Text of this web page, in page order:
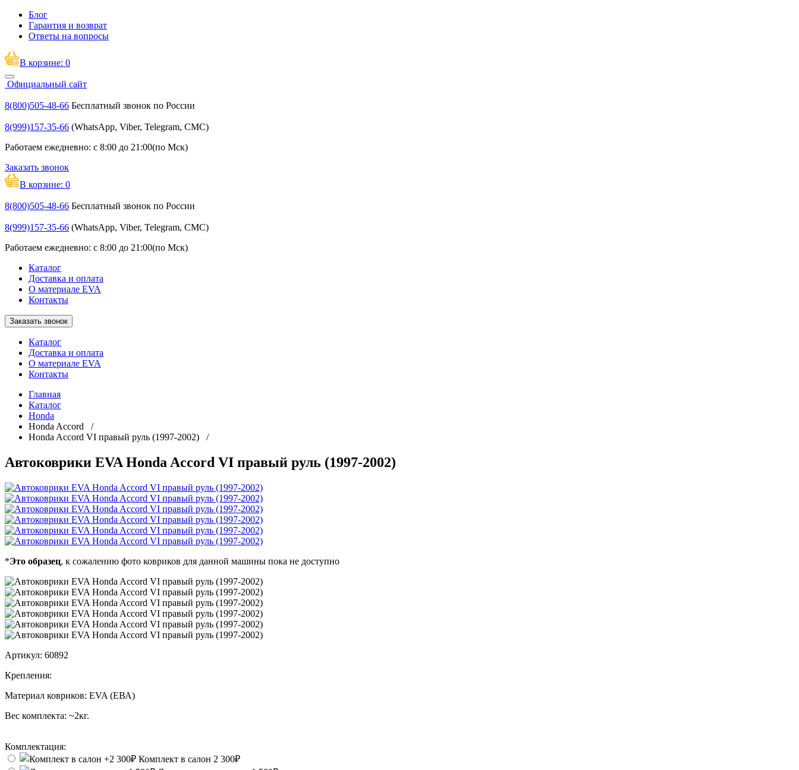
Блог
Гарантия и возврат
Ответы на вопросы
В корзине: 0
Официальный сайт
8(800)505-48-66 Бесплатный звонок по России
8(999)157-35-66 (WhatsApp, Viber, Telegram, СМС)
Работаем ежедневно: с 8:00 до 21:00(по Мск)
Заказать звонок
В корзине: 0
8(800)505-48-66 Бесплатный звонок по России
8(999)157-35-66 (WhatsApp, Viber, Telegram, СМС)
Работаем ежедневно: с 8:00 до 21:00(по Мск)
Каталог
Доставка и оплата
О материале EVA
Контакты
Заказать звонок
Каталог
Доставка и оплата
О материале EVA
Контакты
Главная
Каталог
Honda
Honda Accord /
Honda Accord VI правый руль (1997-2002) /
Автоковрики EVA Honda Accord VI правый руль (1997-2002)
*Это образец, к сожалению фото ковриков для данной машины пока не доступно
Артикул: 60892
Крепления:
Материал ковриков: EVA (ЕВА)
Вес комплекта: ~2кг.
Комплектация:
Комплект в салон 2 300₽